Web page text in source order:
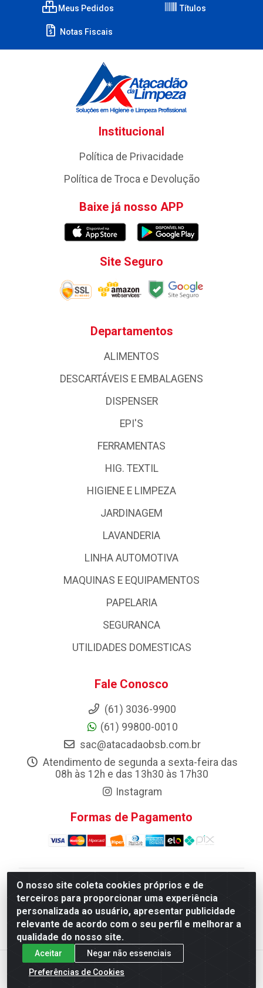
O nosso site coleta cookies próprios e de
terceiros para proporcionar uma experiência
personalizada ao usuário, apresentar publicidade
relevante de acordo com o seu perfil e melhorar a
qualidade do nosso site.
Aceitar
Negar não essenciais
Preferências de Cookies
Meus Pedidos Títulos
Notas Fiscais
Institucional
Política de Privacidade
Política de Troca e Devolução
Baixe já nosso APP
Site Seguro
Departamentos
ALIMENTOS
DESCARTÁVEIS E EMBALAGENS
DISPENSER
EPI'S
FERRAMENTAS
HIG. TEXTIL
HIGIENE E LIMPEZA
JARDINAGEM
LAVANDERIA
LINHA AUTOMOTIVA
MAQUINAS E EQUIPAMENTOS
PAPELARIA
SEGURANCA
UTILIDADES DOMESTICAS
Fale Conosco
(61) 3036-9900
(61) 99800-0010
sac@atacadaobsb.com.br
Atendimento de segunda a sexta-feira das
08h às 12h e das 13h30 às 17h30
Instagram
Formas de Pagamento
Atacadao da Limpeza F. Pereira Queiroz Comercio e
Distribuicao LTDA - Quadra Qi 10 Lotes 39 e, 41 - Setor
Industrial (Taguatinga), Brasília/DF - CEP 72.135-100 -
CNPJ 13.184.675/0001-80